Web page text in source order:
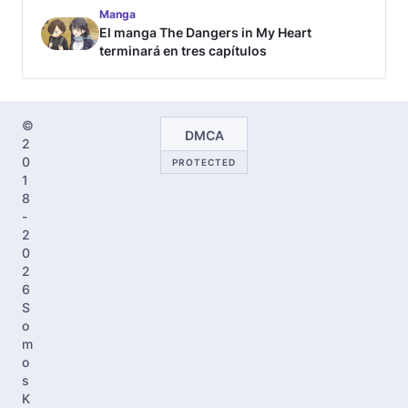
Manga
El manga The Dangers in My Heart
terminará en tres capítulos
©
2
0
1
8
-
2
0
2
6
S
o
m
o
s
K
DMCA
PROTECTED